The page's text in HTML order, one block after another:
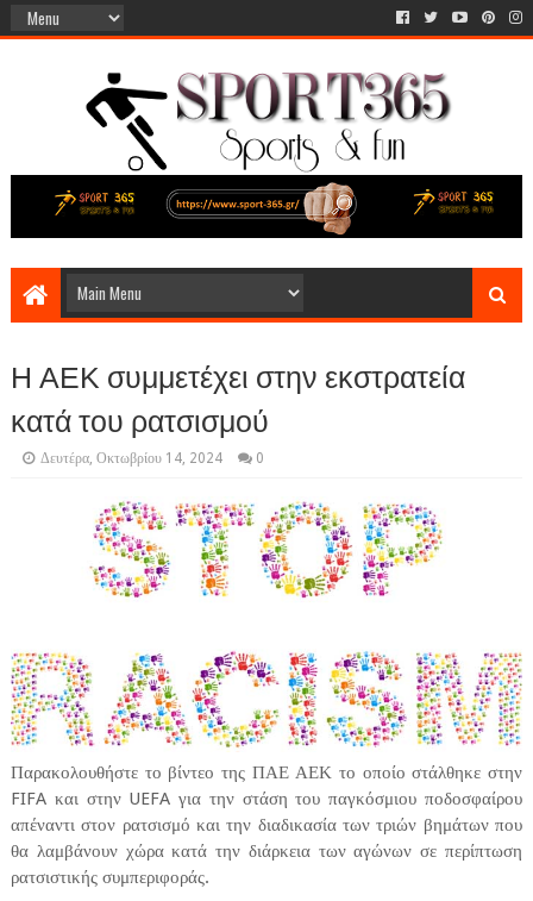
Η ΑΕΚ συμμετέχει στην εκστρατεία
κατά του ρατσισμού
Δευτέρα, Οκτωβρίου 14, 2024 0
Παρακολουθήστε το βίντεο της ΠΑΕ ΑΕΚ το οποίο στάλθηκε στην
FIFA και στην UEFA για την στάση του παγκόσμιου ποδοσφαίρου
απέναντι στον ρατσισμό και την διαδικασία των τριών βημάτων που
θα λαμβάνουν χώρα κατά την διάρκεια των αγώνων σε περίπτωση
ρατσιστικής συμπεριφοράς.